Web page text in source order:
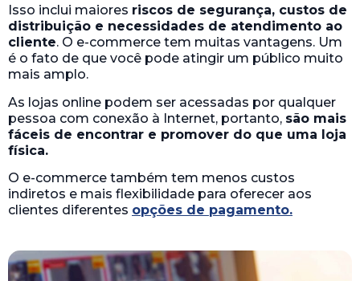
Isso inclui maiores riscos de segurança, custos de
distribuição e necessidades de atendimento ao
cliente. O e-commerce tem muitas vantagens. Um
é o fato de que você pode atingir um público muito
mais amplo.
As lojas online podem ser acessadas por qualquer
pessoa com conexão à Internet, portanto, são mais
fáceis de encontrar e promover do que uma loja
física.
O e-commerce também tem menos custos
indiretos e mais flexibilidade para oferecer aos
clientes diferentes opções de pagamento.